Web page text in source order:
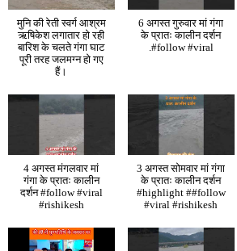
मुनि की रेती स्वर्ग आश्रम
ऋषिकेश लगातार हो रही
बारिश के चलते गंगा घाट
पूरी तरह जलमग्न हो गए
हैं।
6 अगस्त गुरुवार मां गंगा
के प्रातः कालीन दर्शन
.#follow #viral
4 अगस्त मंगलवार मां
गंगा के प्रातः कालीन
दर्शन #follow #viral
#rishikesh
3 अगस्त सोमवार मां गंगा
के प्रातः कालीन दर्शन
#highlight ##follow
#viral #rishikesh